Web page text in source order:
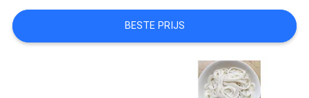
OP
BESTE PRIJS